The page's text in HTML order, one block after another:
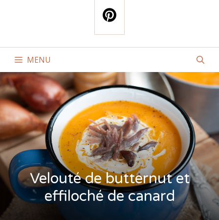
MENU
Velouté de butternut et
effiloché de canard